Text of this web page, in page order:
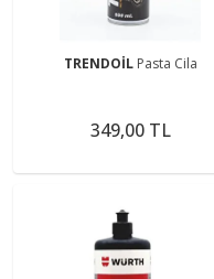
TRENDOİL Pasta Cila
349,00 TL